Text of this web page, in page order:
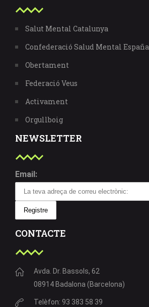
Salut Mental Catalunya
Confederació Salud Mental España
Obertament
Federació Veus
Activament
Orgullboig
NEWSLETTER
Email:
CONTACTE
Avda. Dr. Bassols, 62
08914 Badalona (Barcelona)
Telèfon: 93 383 58 39